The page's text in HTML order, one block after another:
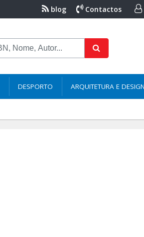
blog Contactos
DESPORTO ARQUITETURA E DESIGN